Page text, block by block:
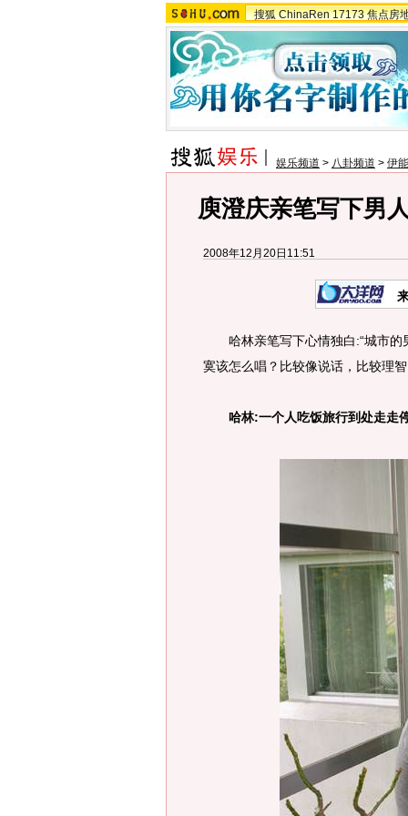
搜狐 ChinaRen 17173 焦点房
娱乐频道 > 八卦频道 > 伊
庾澄庆亲笔写下男
2008年12月20日11:51
哈林亲笔写下心情独白:“城市的
寞该怎么唱？比较像说话，比较理
哈林:一个人吃饭旅行到处走走